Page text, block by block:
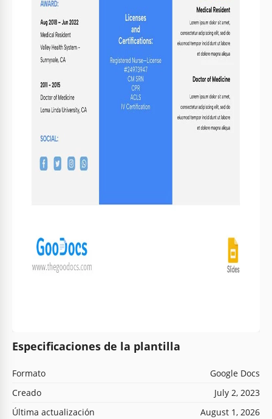
Especificaciones de la plantilla
Formato
Google Docs
Creado
July 2, 2023
Última actualización
August 1, 2026